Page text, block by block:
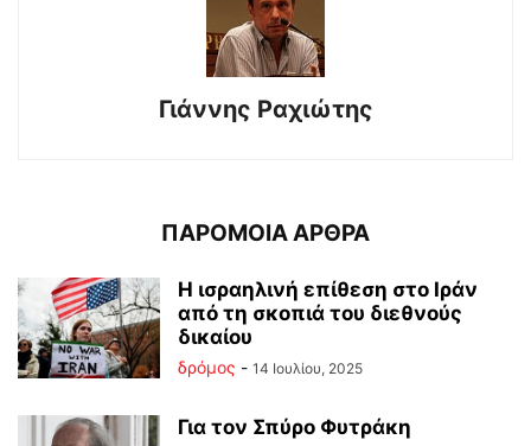
Γιάννης Ραχιώτης
ΠΑΡΟΜΟΙΑ ΑΡΘΡΑ
Η ισραηλινή επίθεση στο Ιράν
από τη σκοπιά του διεθνούς
δικαίου
δρόμος - 14 Ιουλίου, 2025
Για τον Σπύρο Φυτράκη